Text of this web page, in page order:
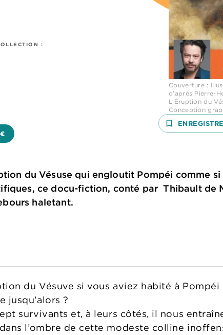
:
Couverture :
d’après Pierre-
L’Éruption du
Conception
bookmark_border
du Vésuse qui engloutit Pompéi comme
ce docu-fiction, conté par Thibault de
haletant.
du Vésuve si vous aviez habité à
jusqu’alors ?
survivants et, à leurs côtés, il nous
l’ombre de cette modeste colline